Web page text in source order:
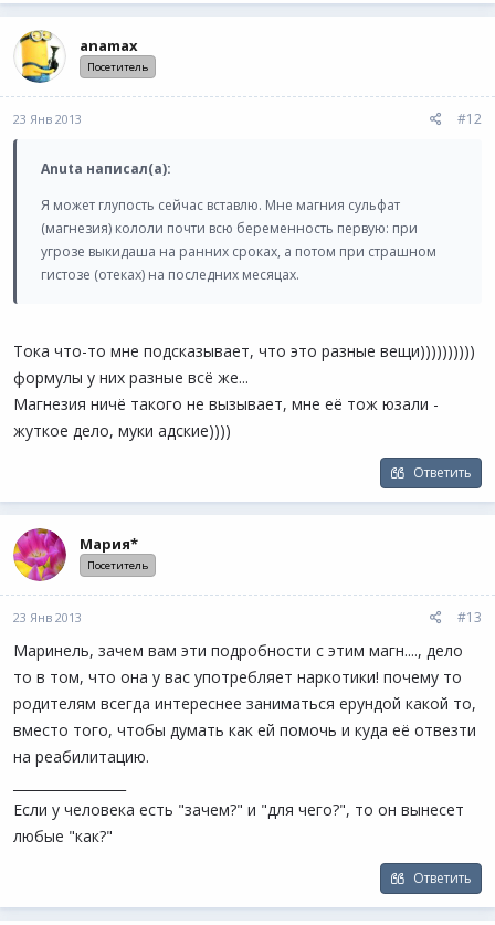
anamax
Посетитель
23 Янв 2013 #12
Anuta написал(а):
Я может глупость сейчас вставлю. Мне магния сульфат
(магнезия) кололи почти всю беременность первую: при
угрозе выкидаша на ранних сроках, а потом при страшном
гистозе (отеках) на последних месяцах.
Тока что-то мне подсказывает, что это разные вещи))))))))))
формулы у них разные всё же...
Магнезия ничё такого не вызывает, мне её тож юзали -
жуткое дело, муки адские))))
Ответить
Мария*
Посетитель
23 Янв 2013 #13
Маринель, зачем вам эти подробности с этим магн...., дело
то в том, что она у вас употребляет наркотики! почему то
родителям всегда интереснее заниматься ерундой какой то,
вместо того, чтобы думать как ей помочь и куда её отвезти
на реабилитацию.
Если у человека есть "зачем?" и "для чего?", то он вынесет
любые "как?"
Ответить